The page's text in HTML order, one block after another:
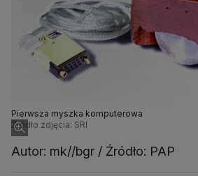
Pierwsza myszka komputerowa
Źródło zdjęcia: SRI
Autor: mk//bgr / Źródło: PAP